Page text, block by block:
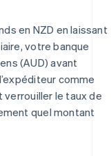
en NZD en laissant
votre banque
(AUD) avant
comme
verrouiller le taux de
quel montant